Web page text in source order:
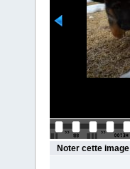
Noter cette image